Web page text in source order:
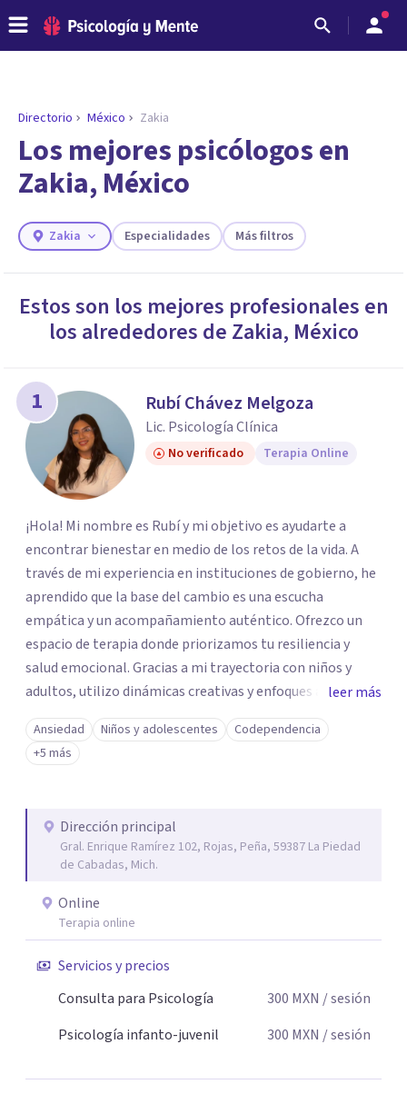
ENCONTRAR MI TERAPEUTA
¿Necesitas ayuda para encontrar el
psicólogo adecuado?
Responde a unas breves preguntas y te ofreceremos
necesidades.
Directorio México Zakia
Los mejores psicólogos en
Zakia, México
Zakia Especialidades Más filtros
Estos son los mejores profesionales en
los alrededores de Zakia, México
1 Rubí Chávez Melgoza
Lic. Psicología Clínica
No verificado Terapia Online
¡Hola! Mi nombre es Rubí y mi objetivo es ayudarte a
encontrar bienestar en medio de los retos de la vida. A
través de mi experiencia en instituciones de gobierno, he
aprendido que la base del cambio es una escucha
empática y un acompañamiento auténtico. ​Ofrezco un
espacio de terapia donde priorizamos tu resiliencia y
salud emocional. Gracias a mi trayectoria con niños y
adultos, utilizo dinámicas creativas y enfoques adaptados
a tus necesidades específicas. Estoy aquí para escucharte
y brindarte las herramientas necesarias para fortalecer
tu paz mental.
leer más
Ansiedad Niños y adolescentes
Codependencia
+5 más
Dirección principal
Gral. Enrique Ramírez 102, Rojas, Peña, 59387 La Piedad
de Cabadas, Mich.
Online
Terapia online
Servicios y precios
Consulta para Psicología
300 MXN / sesión
Psicología infanto-juvenil
300 MXN / sesión